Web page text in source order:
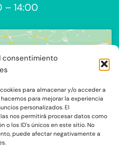
consentimiento
para almacenar y/o acceder a
para mejorar la experiencia
personalizados. El
nos permitirá procesar datos como
o los ID's únicos en este sitio. No
puede afectar negativamente a
– 14:00
cookies de
este contenido